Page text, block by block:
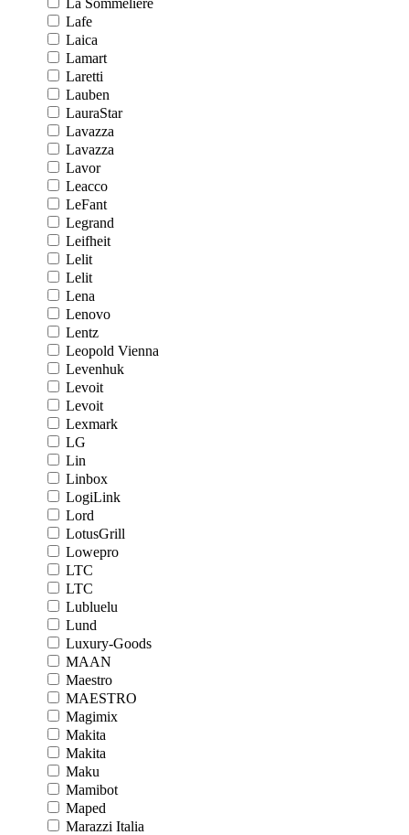
La Sommeliere
Lafe
Laica
Lamart
Laretti
Lauben
LauraStar
Lavazza
Lavazza
Lavor
Leacco
LeFant
Legrand
Leifheit
Lelit
Lelit
Lena
Lenovo
Lentz
Leopold Vienna
Levenhuk
Levoit
Levoit
Lexmark
LG
Lin
Linbox
LogiLink
Lord
LotusGrill
Lowepro
LTC
LTC
Lubluelu
Lund
Luxury-Goods
MAAN
Maestro
MAESTRO
Magimix
Makita
Makita
Maku
Mamibot
Maped
Marazzi Italia